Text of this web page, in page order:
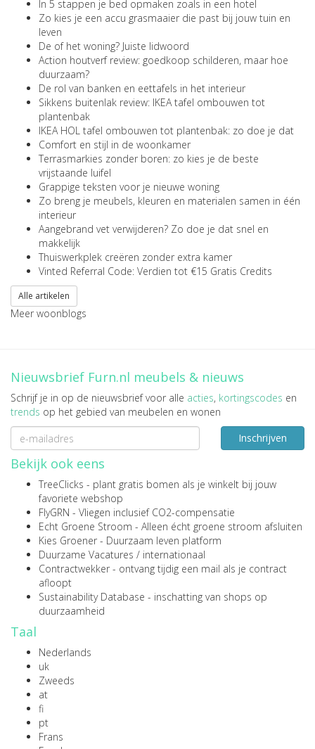
In 5 stappen je bed opmaken zoals in een hotel
Zo kies je een accu grasmaaier die past bij jouw tuin en
leven
De of het woning? Juiste lidwoord
Action houtverf review: goedkoop schilderen, maar hoe
duurzaam?
De rol van banken en eettafels in het interieur
Sikkens buitenlak review: IKEA tafel ombouwen tot
plantenbak
IKEA HOL tafel ombouwen tot plantenbak: zo doe je dat
Comfort en stijl in de woonkamer
Terrasmarkies zonder boren: zo kies je de beste
vrijstaande luifel
Grappige teksten voor je nieuwe woning
Zo breng je meubels, kleuren en materialen samen in één
interieur
Aangebrand vet verwijderen? Zo doe je dat snel en
makkelijk
Thuiswerkplek creëren zonder extra kamer
Vinted Referral Code: Verdien tot €15 Gratis Credits
Alle artikelen
Meer woonblogs
Nieuwsbrief Furn.nl meubels & nieuws
Schrijf je in op de nieuwsbrief voor alle acties, kortingscodes en
trends op het gebied van meubelen en wonen
Inschrijven
Bekijk ook eens
TreeClicks - plant gratis bomen als je winkelt bij jouw
favoriete webshop
FlyGRN - Vliegen inclusief CO2-compensatie
Echt Groene Stroom - Alleen écht groene stroom afsluiten
Kies Groener - Duurzaam leven platform
Duurzame Vacatures / internationaal
Contractwekker - ontvang tijdig een mail als je contract
afloopt
Sustainability Database - inschatting van shops op
duurzaamheid
Taal
Nederlands
uk
Zweeds
at
fi
pt
Frans